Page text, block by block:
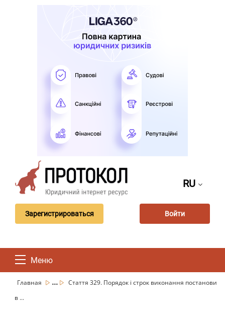
RU
Зарегистрироваться Войти
Меню
Главная ...
Стаття 329. Порядок і строк виконання постанови
в ...